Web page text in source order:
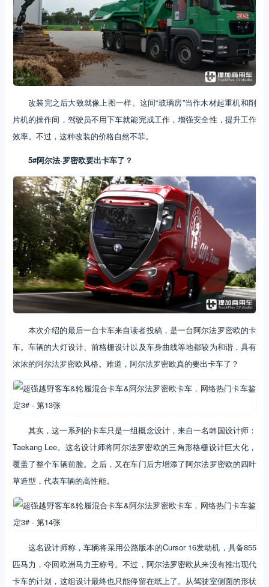
改装完之后大致就像上图一样。这间“玻璃房”当作木材起重机和削
片机的操作间，驾驶员不用下车就能完成工作，增强安全性，提升工作
效率。不过，这种改装的价格自然不菲。
5#阿尔法·罗密欧要出卡车了？
本次介绍的最后一台卡车来自读者投稿，是一台阿尔法罗密欧的卡
车。车辆的大灯设计、前格栅设计以及车身曲线等地都较为和谐，具有
浓浓的阿尔法罗密欧风格。难道，阿尔法罗密欧真的要出卡车了？
其实，这一系列的卡车只是一组概念设计，来自一名韩国设计师：
Taekang Lee。这名设计师将阿尔法罗密欧的三角形格栅设计巨大化，
覆盖了整个车辆前脸。之后，又在车门后方增添了阿尔法罗密欧的四叶
草造型，代表车辆的高性能。
这名设计师称，车辆将采用公路版本的Cursor 16发动机，具备855
匹马力，夺回欧洲马力王称号。不过，阿尔法罗密欧从来没有推出现代
卡车的计划，这组设计最终也只能停留在纸上了。从驾驶室侧面的形状